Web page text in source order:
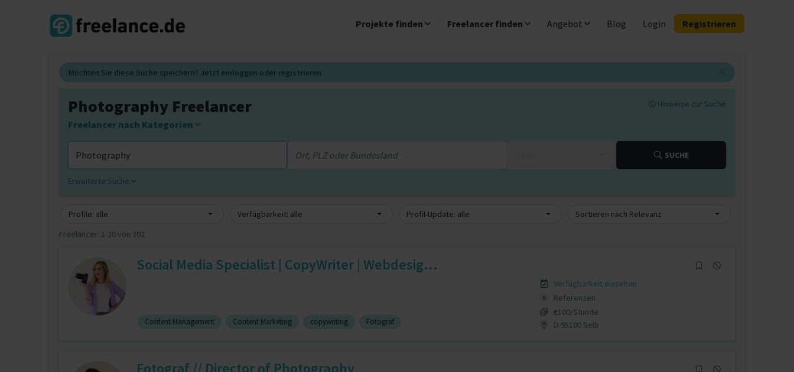
Projekte finden Freelancer finden Angebot Blog Login Registrieren
Möchten Sie diese Suche speichern? Jetzt einloggen oder registrieren
Hinweise zur Suche
Photography Freelancer
Freelancer nach Kategorien
SUCHE
Erweiterte Suche
Profile: alle Verfügbarkeit: alle Profil-Update: alle
Sortieren nach Relevanz
Freelancer: 1-20 von 302
Social Media Specialist | CopyWriter | Webdesig...
Content Management Content Marketing copywriting Fotograf
Verfügbarkeit einsehen
0
Referenzen
€100/Stunde
D-95100 Selb
Fotograf // Director of Photography